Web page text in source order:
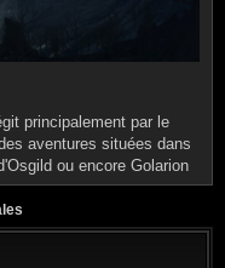
principalement par le
aventures situées dans
ou encore Golarion